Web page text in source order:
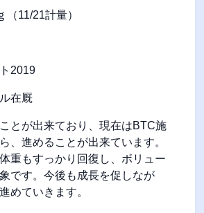
（11/21計量）
2019
在厩
とが出来ており、現在はBTC施
、進めることが出来ています。
重もすっかり回復し、ボリュー
です。今後も成長を促しなが
めていきます。